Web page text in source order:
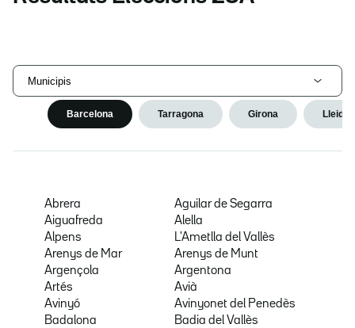
Municipis
Barcelona Tarragona Girona Lleida
Abrera
Aguilar de Segarra
Aiguafreda
Alella
Alpens
L'Ametlla del Vallès
Arenys de Mar
Arenys de Munt
Argençola
Argentona
Artés
Avià
Avinyó
Avinyonet del Penedès
Badalona
Badia del Vallès